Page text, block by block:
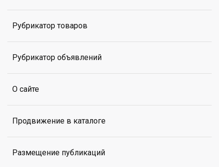
Рубрикатор товаров
Рубрикатор объявлений
О сайте
Продвижение в каталоге
Размещение публикаций